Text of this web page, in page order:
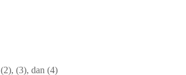
(2), (3), dan (4)